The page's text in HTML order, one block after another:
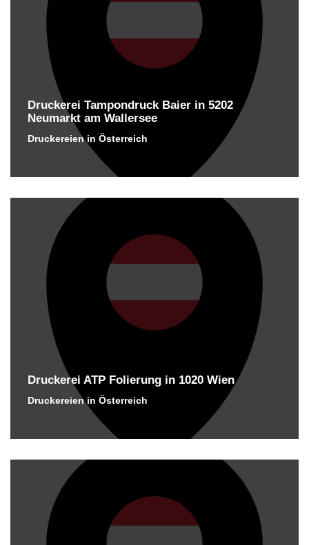
Druckerei Tampondruck Baier in 5202
Neumarkt am Wallersee
Druckereien in Österreich
Druckerei ATP Folierung in 1020 Wien
Druckereien in Österreich